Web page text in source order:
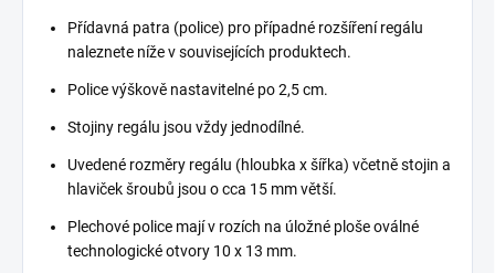
Přídavná patra (police) pro případné rozšíření regálu
naleznete níže v souvisejících produktech.
Police výškově nastavitelné po 2,5 cm.
Stojiny regálu jsou vždy jednodílné.
Uvedené rozměry regálu (hloubka x šířka) včetně stojin a
hlaviček šroubů jsou o cca 15 mm větší.
Plechové police mají v rozích na úložné ploše oválné
technologické otvory 10 x 13 mm.